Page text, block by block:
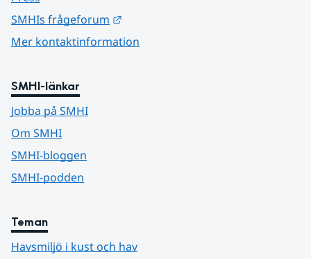
SMHIs frågeforum
Mer kontaktinformation
SMHI-länkar
Jobba på SMHI
Om SMHI
SMHI-bloggen
SMHI-podden
Teman
Havsmiljö i kust och hav